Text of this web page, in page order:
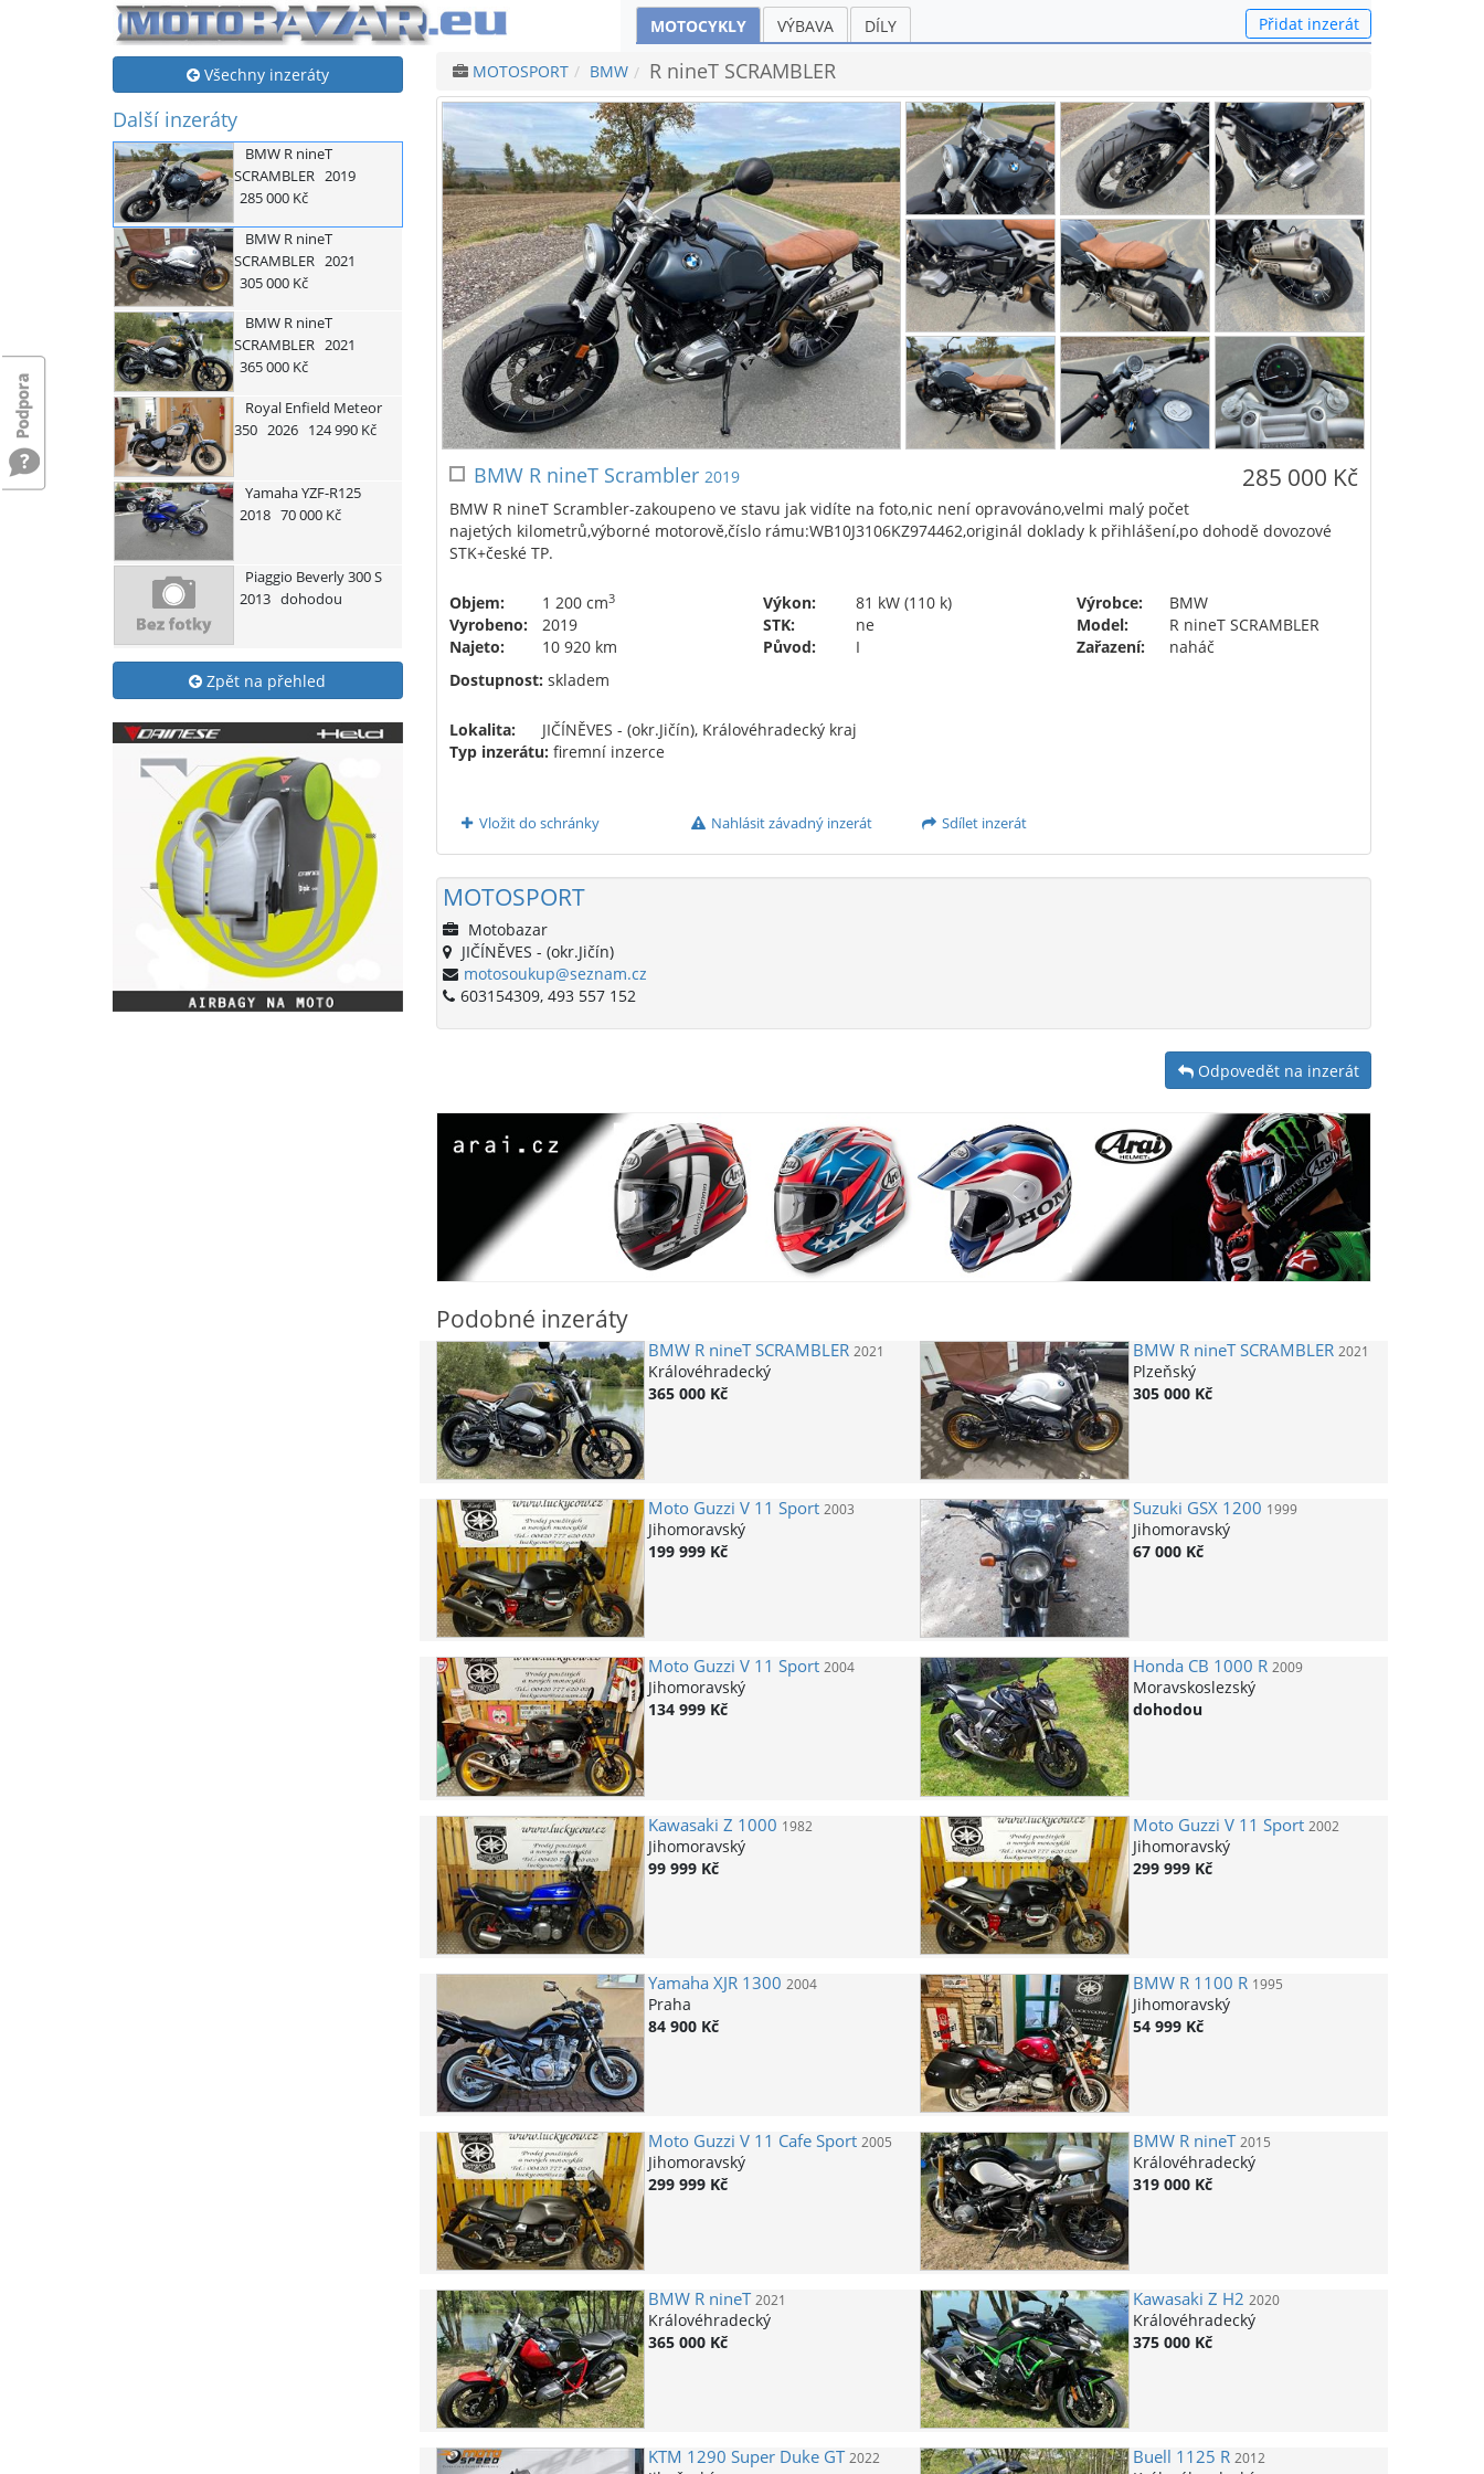
MOTOCYKLY VÝBAVA DÍLY Přidat inzerát
Všechny inzeráty
Další inzeráty
BMWR nineT
SCRAMBLER 2019
285 000 Kč
BMWR nineT
SCRAMBLER 2021
305 000 Kč
BMWR nineT
SCRAMBLER 2021
365 000 Kč
Royal Enfield Meteor
350 2026 124 990 Kč
YamahaYZF-R125
2018 70 000 Kč
Piaggio Beverly 300 S
2013 dohodou
Zpět na přehled
MOTOSPORT BMW R nineT SCRAMBLER
285 000 Kč
BMW R nineT Scrambler 2019
BMW R nineT Scrambler-zakoupeno ve stavu jak vidíte na foto,nic není opravováno,velmi malý počet
najetých kilometrů,výborné motorově,číslo rámu:WB10J3106KZ974462,originál doklady k přihlášení,po dohodě dovozové
STK+české TP.
Objem: 1 200 cm3
Vyrobeno:
2019
Najeto:
10 920 km
Výkon:
81 kW (110 k)
STK:
ne
Původ:
I
Výrobce:
BMW
Model:
R nineT SCRAMBLER
Zařazení:
naháč
Dostupnost: skladem
Lokalita:
JIČÍNĚVES - (okr.Jičín), Královéhradecký kraj
Typ inzerátu: firemní inzerce
Vložit do schránky Nahlásit závadný inzerát Sdílet inzerát
MOTOSPORT
Motobazar
JIČÍNĚVES - (okr.Jičín)
motosoukup@seznam.cz
603154309, 493 557 152
Odpovedět na inzerát
Podobné inzeráty
BMW R nineT SCRAMBLER 2021
Královéhradecký
365 000 Kč
BMW R nineT SCRAMBLER 2021
Plzeňský
305 000 Kč
Moto Guzzi V 11 Sport 2003
Jihomoravský
199 999 Kč
Suzuki GSX 1200 1999
Jihomoravský
67 000 Kč
Moto Guzzi V 11 Sport 2004
Jihomoravský
134 999 Kč
Honda CB 1000 R 2009
Moravskoslezský
dohodou
Kawasaki Z 1000 1982
Jihomoravský
99 999 Kč
Moto Guzzi V 11 Sport 2002
Jihomoravský
299 999 Kč
YamahaXJR 1300 2004
Praha
84 900 Kč
BMW R 1100 R 1995
Jihomoravský
54 999 Kč
Moto Guzzi V 11 Cafe Sport 2005
Jihomoravský
299 999 Kč
BMW R nineT 2015
Královéhradecký
319 000 Kč
BMW R nineT 2021
Královéhradecký
365 000 Kč
Kawasaki Z H2 2020
Královéhradecký
375 000 Kč
KTM 1290 Super Duke GT 2022 Buell 1125 R 2012